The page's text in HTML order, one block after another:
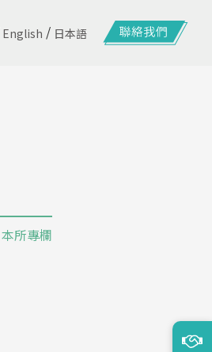
English / 日本語
本所專欄